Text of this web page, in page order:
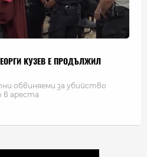
КУЗЕВ Е ПРОДЪЛЖИЛ
обвиняеми за убийство
в ареста